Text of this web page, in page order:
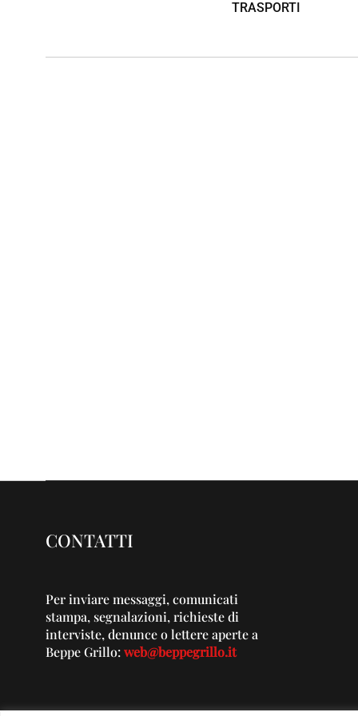
TRASPORTI
CONTATTI
Per inviare messaggi, comunicati
stampa, segnalazioni, richieste di
interviste, denunce o lettere aperte a
Beppe Grillo:web@beppegrillo.it